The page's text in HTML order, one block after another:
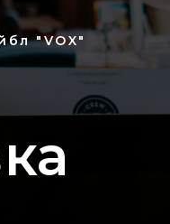
"VOX"